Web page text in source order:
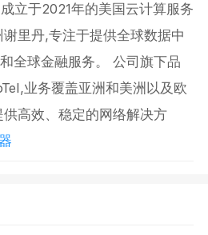
立于2021年的美国云计算服务
里丹,专注于提供全球数据中
全球金融服务。 公司旗下品
业务覆盖亚洲和美洲以及欧
高效、稳定的网络解决方